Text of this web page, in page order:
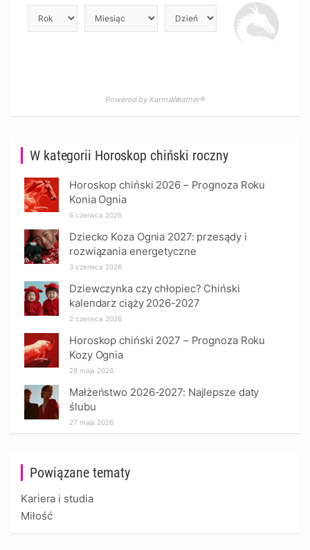
Powiązane tematy
Kariera i studia
Miłość
W kategorii Horoskop chiński roczny
Horoskop chiński 2026 – Prognoza Roku
Konia Ognia
6 czerwca 2026
Dziecko Koza Ognia 2027: przesądy i
rozwiązania energetyczne
3 czerwca 2026
Dziewczynka czy chłopiec? Chiński
kalendarz ciąży 2026-2027
2 czerwca 2026
Horoskop chiński 2027 – Prognoza Roku
Kozy Ognia
28 maja 2026
Małżeństwo 2026-2027: Najlepsze daty
ślubu
27 maja 2026
Powered by KarmaWeather®